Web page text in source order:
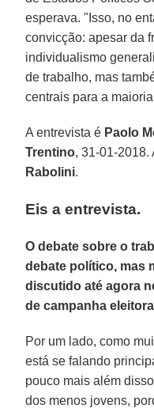
esperava. "Isso, no
convicção: apesar da
individualismo
de trabalho, mas
centrais para a
A entrevista é Paolo
Trentino, 31-01-2018.
Rabolini.
Eis a entrevista.
O debate sobre o
debate político, mas
discutido até agora
de campanha
Por um lado, como
está se falando
pouco mais além
dos menos jovens,